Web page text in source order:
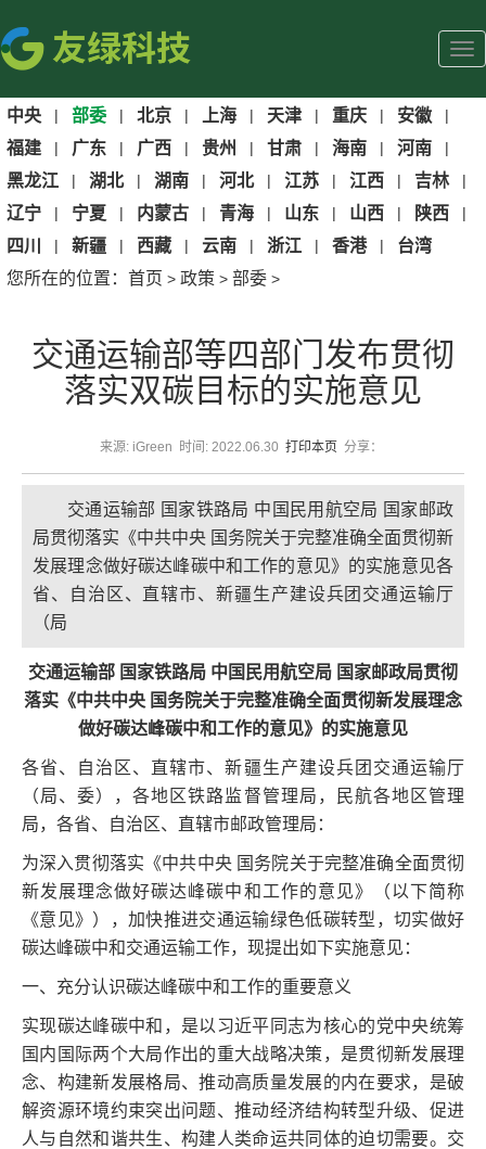
中央 | 部委 | 北京 | 上海 | 天津 | 重庆 | 安徽 |
福建 | 广东 | 广西 | 贵州 | 甘肃 | 海南 | 河南 |
黑龙江 | 湖北 | 湖南 | 河北 | 江苏 | 江西 | 吉林 |
辽宁 | 宁夏 | 内蒙古 | 青海 | 山东 | 山西 | 陕西 |
四川 | 新疆 | 西藏 | 云南 | 浙江 | 香港 |
台湾
您所在的位置： 首页 > 政策 > 部委 >
交通运输部等四部门发布贯彻
落实双碳目标的实施意见
来源: iGreen 时间: 2022.06.30 打印本页分享：
交通运输部 国家铁路局 中国民用航空局 国家邮政
局贯彻落实《中共中央 国务院关于完整准确全面贯彻新
发展理念做好碳达峰碳中和工作的意见》的实施意见各
省、自治区、直辖市、新疆生产建设兵团交通运输厅
（局
交通运输部 国家铁路局 中国民用航空局 国家邮政局贯彻
落实《中共中央 国务院关于完整准确全面贯彻新发展理念
做好碳达峰碳中和工作的意见》的实施意见
各省、自治区、直辖市、新疆生产建设兵团交通运输厅
（局、委），各地区铁路监督管理局，民航各地区管理
局，各省、自治区、直辖市邮政管理局：
为深入贯彻落实《中共中央 国务院关于完整准确全面贯彻
新发展理念做好碳达峰碳中和工作的意见》（以下简称
《意见》），加快推进交通运输绿色低碳转型，切实做好
碳达峰碳中和交通运输工作，现提出如下实施意见：
一、充分认识碳达峰碳中和工作的重要意义
实现碳达峰碳中和，是以习近平同志为核心的党中央统筹
国内国际两个大局作出的重大战略决策，是贯彻新发展理
念、构建新发展格局、推动高质量发展的内在要求，是破
解资源环境约束突出问题、推动经济结构转型升级、促进
人与自然和谐共生、构建人类命运共同体的迫切需要。交